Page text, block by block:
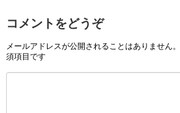
コメントをどうぞ
メールアドレスが公開されることはありません。
須項目です